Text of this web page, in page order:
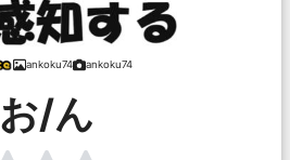
ankoku74 ankoku74
お/ん